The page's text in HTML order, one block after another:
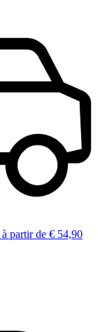
à partir de € 54,90